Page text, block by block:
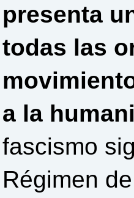
presenta
todas las
a la
fascismo
Régimen